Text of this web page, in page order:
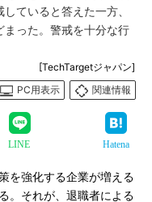
ていると答えた一方、
った。警戒を十分な行
[TechTargetジャパン]
PC用表示
関連情報
LINE Hatena
を強化する企業が増える
。それが、退職者による